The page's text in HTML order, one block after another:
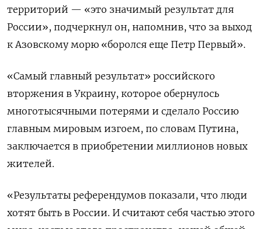
территорий — «это значимый результат для
России», подчеркнул он, напомнив, что за выход
к Азовскому морю «боролся еще Петр Первый».
«Самый главный результат» российского
вторжения в Украину, которое обернулось
многотысячными потерями и сделало Россию
главным мировым изгоем, по словам Путина,
заключается в приобретении миллионов новых
жителей.
«Результаты референдумов показали, что люди
хотят быть в России. И считают себя частью этого